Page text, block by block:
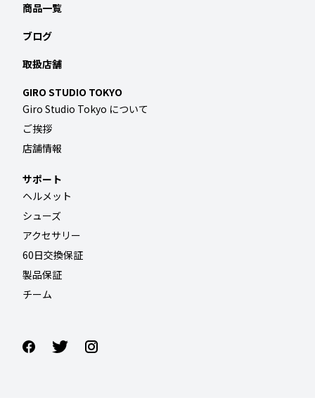
商品一覧
ブログ
取扱店舗
GIRO STUDIO TOKYO
Giro Studio Tokyo について
ご挨拶
店舗情報
サポート
ヘルメット
シューズ
アクセサリー
60日交換保証
製品保証
チーム